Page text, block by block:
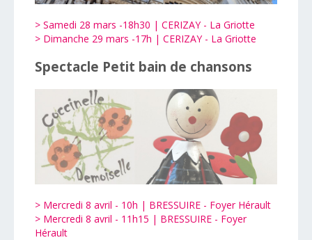
> Samedi 28 mars -18h30 | CERIZAY - La Griotte
> Dimanche 29 mars -17h | CERIZAY - La Griotte
Spectacle Petit bain de chansons
> Mercredi 8 avril - 10h | BRESSUIRE - Foyer Hérault
> Mercredi 8 avril - 11h15 | BRESSUIRE - Foyer
Hérault